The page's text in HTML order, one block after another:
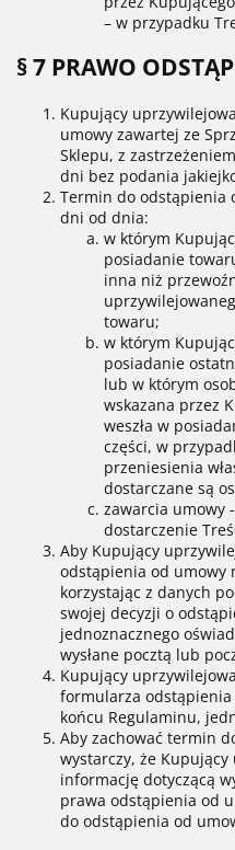
– w przypadku
§ 7 PRAWO
Kupujący
umowy zawartej ze
Sklepu, z
dni bez podania
Termin do odstąpienia
dni od dnia:
w którym
posiadanie
inna niż
towaru;
w którym
posiadanie
lub w którym
wskazana przez
weszła w
części, w
przeniesienia
dostarczane są
zawarcia umowy
dostarczenie
Aby Kupujący
odstąpienia od umowy
korzystając z danych
swojej decyzji o
jednoznacznego
wysłane pocztą lub
Kupujący
formularza odstąpienia
końcu Regulaminu,
Aby zachować termin
wystarczy, że
informację dotyczącą
prawa odstąpienia od
do odstąpienia od